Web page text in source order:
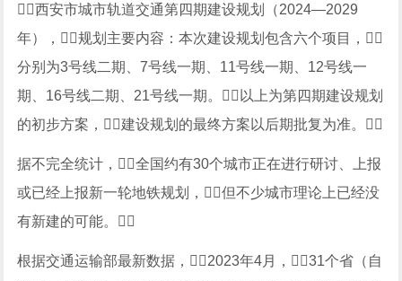
西安市城市轨道交通第四期建设规划（2024—2029
年），规划主要内容：本次建设规划包含六个项目，
分别为3号线二期、7号线一期、11号线一期、12号线一
期、16号线二期、21号线一期。以上为第四期建设规划
的初步方案，建设规划的最终方案以后期批复为准。
据不完全统计，全国约有30个城市正在进行研讨、上报
或已经上报新一轮地铁规划，但不少城市理论上已经没
有新建的可能。
根据交通运输部最新数据，2023年4月，31个省（自